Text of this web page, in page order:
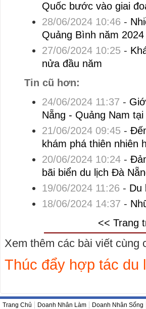
Quốc bước vào giai
28/06/2024 10:46 -
Quảng Bình năm 2024
27/06/2024 10:25-
nửa đầu năm
Tin cũ hơn:
24/06/2024 11:37 -
Nẵng - Quảng Nam
21/06/2024 09:45-
khám phá thiên nhiên
20/06/2024 10:24-
bãi biển du lịch Đà
19/06/2024 11:26 - Du
18/06/2024 14:37 -
<< Trang
Xem thêm các bài viết cùng
Thúc đẩy hợp tác du
Trang Chủ Doanh Nhân Làm Doanh Nhân Sống